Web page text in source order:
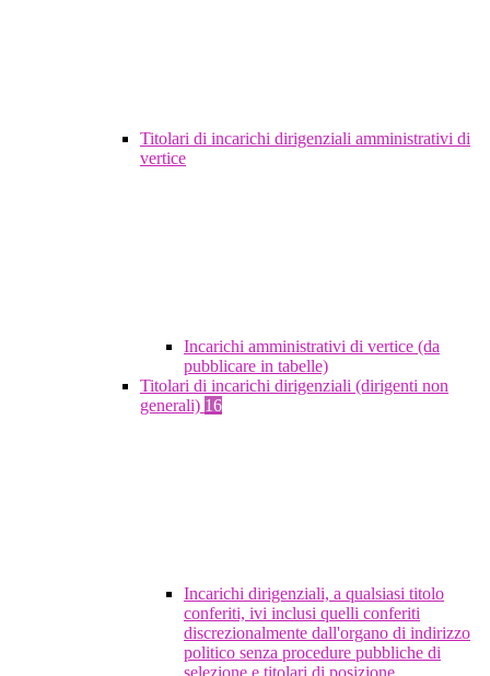
Titolari di incarichi dirigenziali amministrativi di
vertice
Incarichi amministrativi di vertice (da
pubblicare in tabelle)
Titolari di incarichi dirigenziali (dirigenti non
generali) 16
Incarichi dirigenziali, a qualsiasi titolo
conferiti, ivi inclusi quelli conferiti
discrezionalmente dall'organo di indirizzo
politico senza procedure pubbliche di